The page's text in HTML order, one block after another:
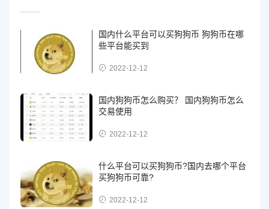
国内什么平台可以买狗狗币 狗狗币在哪
些平台能买到
2022-12-12
国内狗狗币怎么购买？ 国内狗狗币怎么
交易使用
2022-12-12
什么平台可以买狗狗币?国内去哪个平台
买狗狗币可靠?
2022-12-12